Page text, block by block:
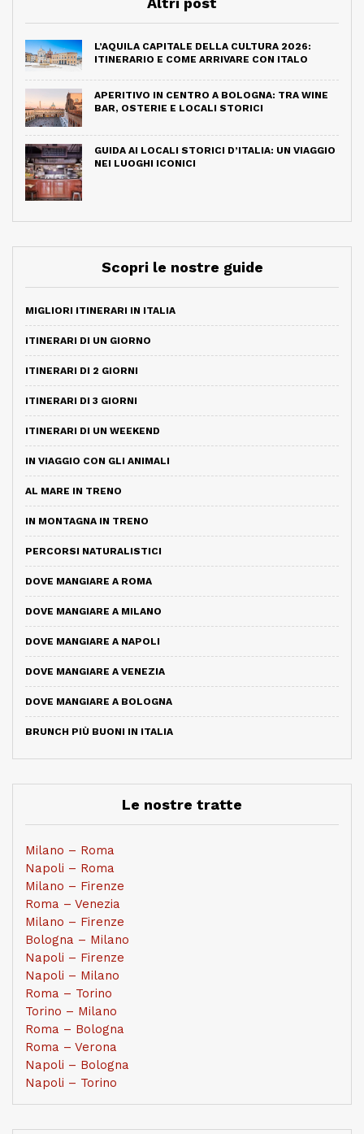
L’AQUILA CAPITALE DELLA CULTURA 2026:
ITINERARIO E COME ARRIVARE CON ITALO
APERITIVO IN CENTRO A BOLOGNA: TRA WINE
BAR, OSTERIE E LOCALI STORICI
GUIDA AI LOCALI STORICI D’ITALIA: UN VIAGGIO
NEI LUOGHI ICONICI
Scopri le nostre guide
MIGLIORI ITINERARI IN ITALIA
ITINERARI DI UN GIORNO
ITINERARI DI 2 GIORNI
ITINERARI DI 3 GIORNI
ITINERARI DI UN WEEKEND
IN VIAGGIO CON GLI ANIMALI
AL MARE IN TRENO
IN MONTAGNA IN TRENO
PERCORSI NATURALISTICI
DOVE MANGIARE A ROMA
DOVE MANGIARE A MILANO
DOVE MANGIARE A NAPOLI
DOVE MANGIARE A VENEZIA
DOVE MANGIARE A BOLOGNA
BRUNCH PIÙ BUONI IN ITALIA
Le nostre tratte
Milano – Roma
Napoli – Roma
Milano – Firenze
Roma – Venezia
Milano – Firenze
Bologna – Milano
Napoli – Firenze
Napoli – Milano
Roma – Torino
Torino – Milano
Roma – Bologna
Roma – Verona
Napoli – Bologna
Napoli – Torino